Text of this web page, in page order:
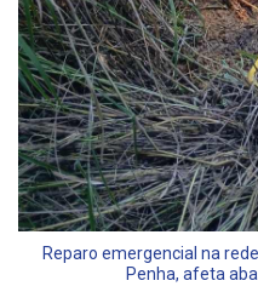
Reparo emergencial na
Penha, afeta